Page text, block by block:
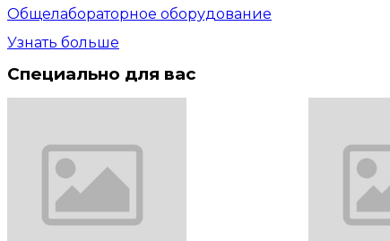
Общелабораторное оборудование
Узнать больше
Специально для вас